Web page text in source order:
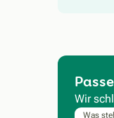
Wir
Was